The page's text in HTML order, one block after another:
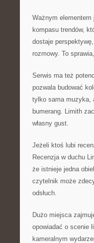
Ważnym
kompasu trendów,
dostaje
rozmowy. To
Serwis ma też
pozwala budować
tylko sama muzyka,
bumerang. Limith
własny gust.
Jeżeli ktoś lubi
Recenzja w duchu
że istnieje jedna
czytelnik może
odsłuch.
Dużo miejsca
opowiadać o scenie
kameralnym